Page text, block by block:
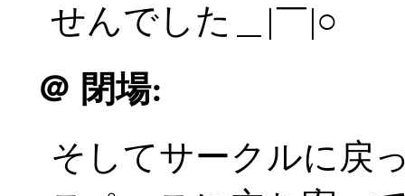
せんでした＿|￣|○
＠ 閉場:
そしてサークルに戻